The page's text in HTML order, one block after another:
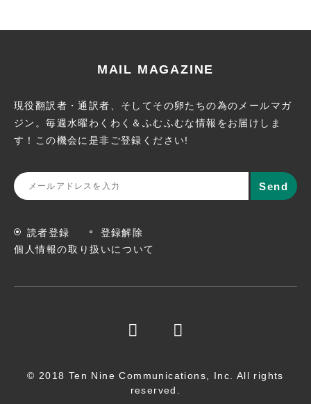
MAIL MAGAZINE
現役翻訳者・通訳者、そしてその卵たちの為のメールマガ
ジン。毎週水曜わくわく＆ふむふむな情報をお届けしま
す！この機会に是非ご登録ください!
読者登録
登録解除
個人情報の取り扱いについて
© 2018 Ten Nine Communications, Inc. All rights
reserved.